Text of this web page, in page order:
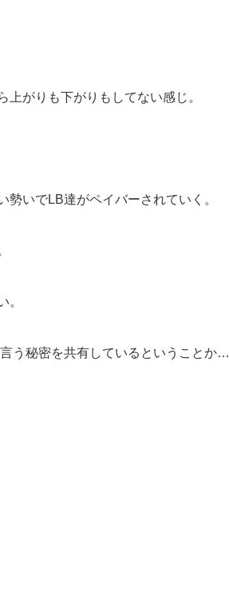
がりも下がりもしてない感じ。
いでLB達がペイバーされていく。
。
う秘密を共有しているということか…